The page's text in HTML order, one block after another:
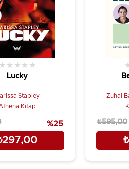
Lucky
★ ★ ★ ★ ★
Stapley
Athena Kitap
%25
Zuhal
₺595,00